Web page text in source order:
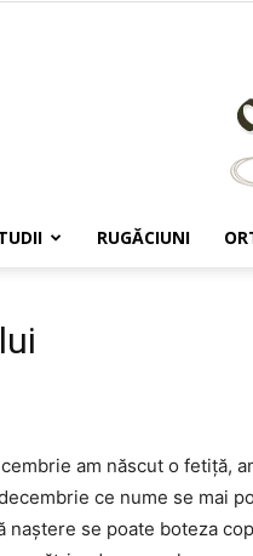
RUGĂCIUNI
am născut o fetiță,
ce nume se mai
naștere se poate boteza